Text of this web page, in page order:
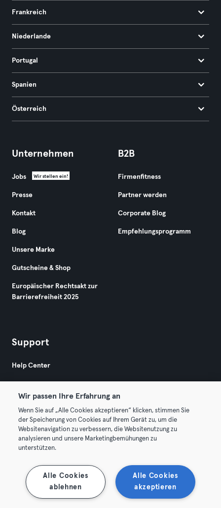
Frankreich
Niederlande
Portugal
Spanien
Österreich
Unternehmen
Jobs Wir stellen ein!
Presse
Kontakt
Blog
Unsere Marke
Gutscheine & Shop
Europäischer Rechtsakt zur
Barrierefreiheit 2025
B2B
Firmenfitness
Partner werden
Corporate Blog
Empfehlungsprogramm
Support
Help Center
© 2026 Urban Sports Group GmbH. All rights reserved.
AGB Datenschutz
Vertrag hier kündigen Hier Verträge widerrufen
Wir passen Ihre Erfahrung an
Wenn Sie auf „Alle Cookies akzeptieren“ klicken, stimmen Sie
der Speicherung von Cookies auf Ihrem Gerät zu, um die
Websitenavigation zu verbessern, die Websitenutzung zu
analysieren und unsere Marketingbemühungen zu
unterstützen.
Alle Cookies
akzeptieren
Alle Cookies
ablehnen